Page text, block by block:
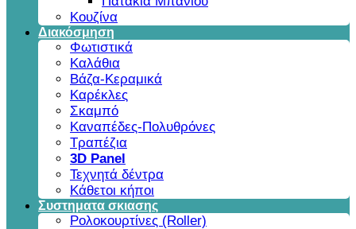
Κουζίνα
Διακόσμηση
Φωτιστικά
Καλάθια
Βάζα-Κεραμικά
Καρέκλες
Σκαμπό
Καναπέδες-Πολυθρόνες
Τραπέζια
3D Panel
Τεχνητά δέντρα
Κάθετοι κήποι
Συστηματα σκιασης
Ρολοκουρτίνες (Roller)